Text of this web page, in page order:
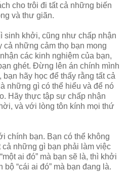
cho trôi đi tất cả những biến
và thư giãn.
sinh khởi, cũng như chấp nhận
cả những cảm thọ bạn mong
các kinh nghiệm của bạn,
ghét. Đừng lên án chính mình
hãy học để thấy rằng tất cả
những gì có thể hiểu và để nó
Hãy thực tập sự chấp nhận
và với lòng tôn kính mọi thứ
chính bạn. Bạn có thể không
những gì bạn phải làm việc
ai đó” mà bạn sẽ là, thì khởi
“cái ai đó” mà bạn đang là.